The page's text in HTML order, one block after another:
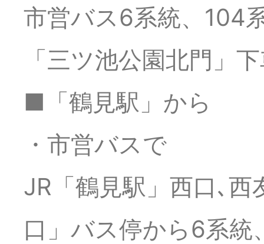
2025年10月11日
明
2025年10月11日
2025年10月10日
出
2025年10月10日
県
市営バス6系統、104
「三ツ池公園北門」
■「鶴見駅」から
・市営バスで
JR「鶴見駅」西口､
口」バス停から6系